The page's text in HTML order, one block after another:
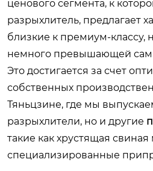
ценового сегмента, к
разрыхлитель, предлагает
близкие к премиум-классу,
немного превышающей
Это достигается за счет
собственных
Тяньцзине, где мы
разрыхлители, но и другие
такие как хрустящая свиная
специализированные